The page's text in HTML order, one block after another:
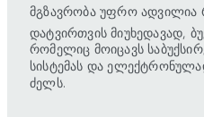
მგზავრობა უფრო ადვილია
დატვირთვის მიუხედავად,
რომელიც მოიცავს
სისტემას და
ძელს.